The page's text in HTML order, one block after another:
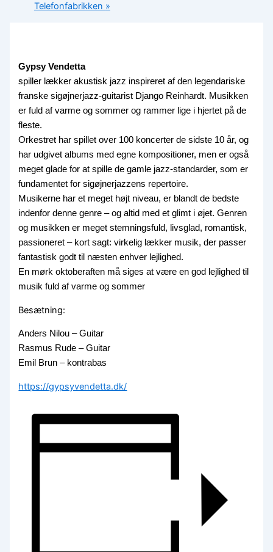
Telefonfabrikken »
Gypsy Vendetta
spiller lækker akustisk jazz inspireret af den legendariske
franske sigøjnerjazz-guitarist Django Reinhardt. Musikken
er fuld af varme og sommer og rammer lige i hjertet på de
fleste.
Orkestret har spillet over 100 koncerter de sidste 10 år, og
har udgivet albums med egne kompositioner, men er også
meget glade for at spille de gamle jazz-standarder, som er
fundamentet for sigøjnerjazzens repertoire.
Musikerne har et meget højt niveau, er blandt de bedste
indenfor denne genre – og altid med et glimt i øjet. Genren
og musikken er meget stemningsfuld, livsglad, romantisk,
passioneret – kort sagt: virkelig lækker musik, der passer
fantastisk godt til næsten enhver lejlighed.
En mørk oktoberaften må siges at være en god lejlighed til
musik fuld af varme og sommer
Besætning:
Anders Nilou – Guitar
Rasmus Rude – Guitar
Emil Brun – kontrabas
https://gypsyvendetta.dk/